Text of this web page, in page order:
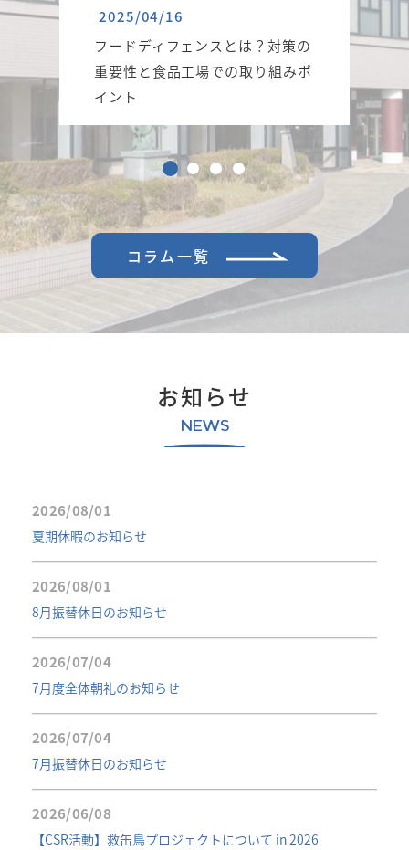
2025/04/16
フードディフェンスとは？対策の
重要性と食品工場での取り組みポ
イント
コラム一覧
お知らせ
NEWS
2026/08/01
夏期休暇のお知らせ
2026/08/01
8月振替休日のお知らせ
2026/07/04
7月度全体朝礼のお知らせ
2026/07/04
7月振替休日のお知らせ
2026/06/08
【CSR活動】救缶鳥プロジェクトについて in 2026